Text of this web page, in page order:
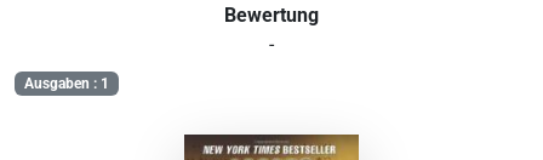
Bewertung
-
Ausgaben : 1